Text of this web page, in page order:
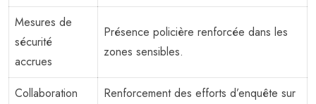
Mesures de
sécurité
accrues
Présence policière renforcée dans les
zones sensibles.
Collaboration
Renforcement des efforts d’enquête sur